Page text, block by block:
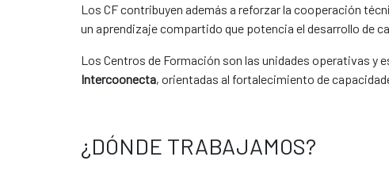
Los CF contribuyen además a reforzar la cooperación
un aprendizaje compartido que potencia el desarrollo de
Los Centros de Formación son las unidades operativas y
Intercoonecta, orientadas al fortalecimiento de
¿DÓNDE TRABAJAMOS?